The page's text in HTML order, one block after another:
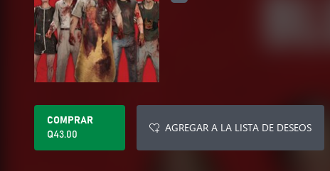
COMPRAR
Q43.00
AGREGAR A LA LISTA DE DESEOS